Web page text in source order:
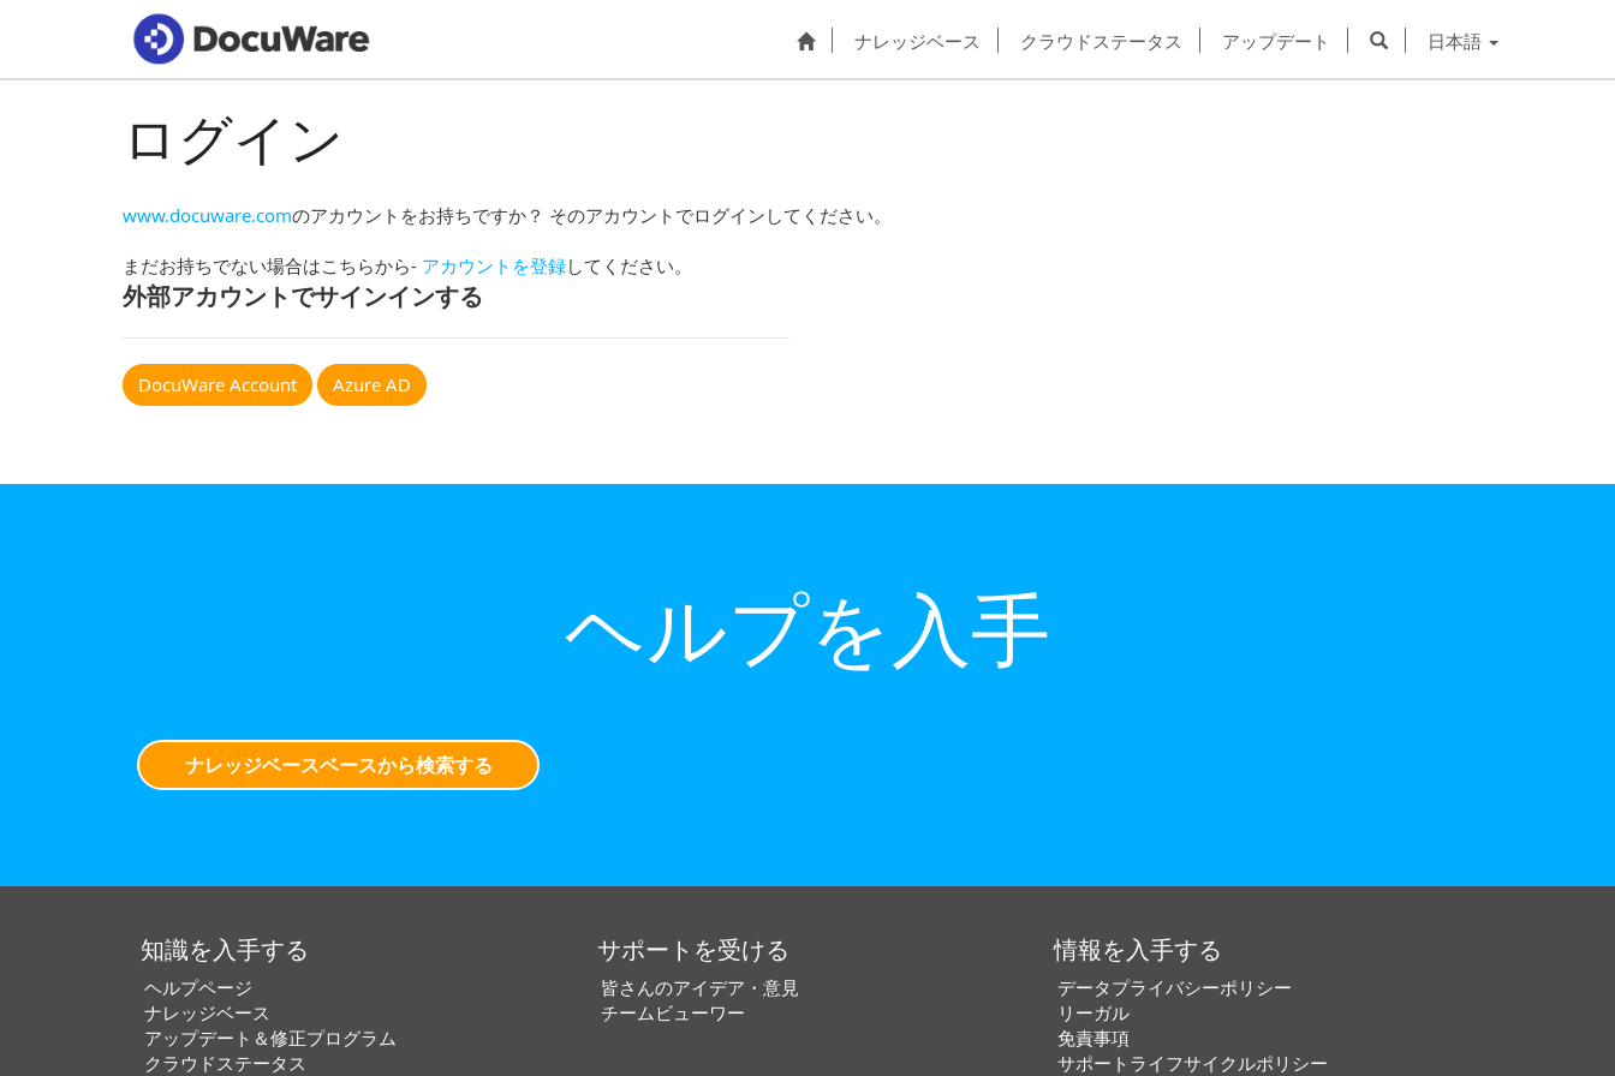
ナレッジベース クラウドステータス アップデート 日本語
ログイン
www.docuware.comのアカウントをお持ちですか？ そのアカウントでログインしてください。
まだお持ちでない場合はこちらから- アカウントを登録してください。
外部アカウントでサインインする
DocuWare Account Azure AD
ヘルプを入手
ナレッジベースベースから検索する
知識を入手する
ヘルプページ
ナレッジベース
アップデート＆修正プログラム
クラウドステータス
サポートを受ける
皆さんのアイデア・意見
チームビューワー
情報を入手する
データプライバシーポリシー
リーガル
免責事項
サポートライフサイクルポリシー